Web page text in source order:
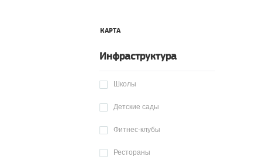
КАРТА
Инфраструктура
Школы
Детские сады
Фитнес-клубы
Рестораны